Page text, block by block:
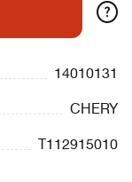
?
14010131
CHERY
T112915010